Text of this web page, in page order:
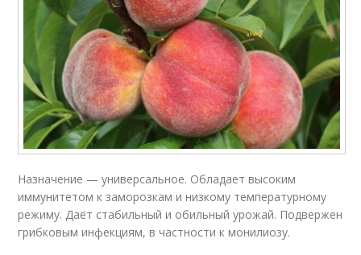
Назначение — универсальное. Обладает высоким
иммунитетом к заморозкам и низкому температурному
режиму. Даёт стабильный и обильный урожай. Подвержен
грибковым инфекциям, в частности к монилиозу.